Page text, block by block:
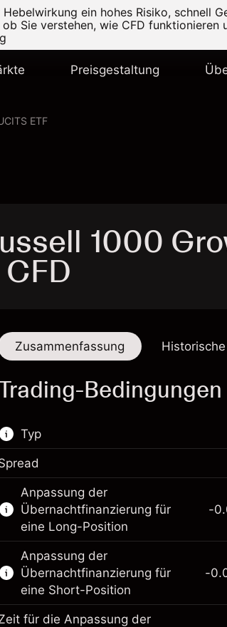
ein hohes Risiko, schnell
Sie verstehen, wie CFD
Preisgestaltung
ETF
1000
CFD
Zusammenfassung
Bedingungen
Typ
Dieser Finanzmarkt steht für das
zur Verfügung.
Erfahren Sie mehr über:
CFDs
Anpassung der
Übernachtfinanzierung für
eine Long-Position
-
Anpassung der
Übernachtfinanzierung für
eine Short-Position
-
für die Anpassung der